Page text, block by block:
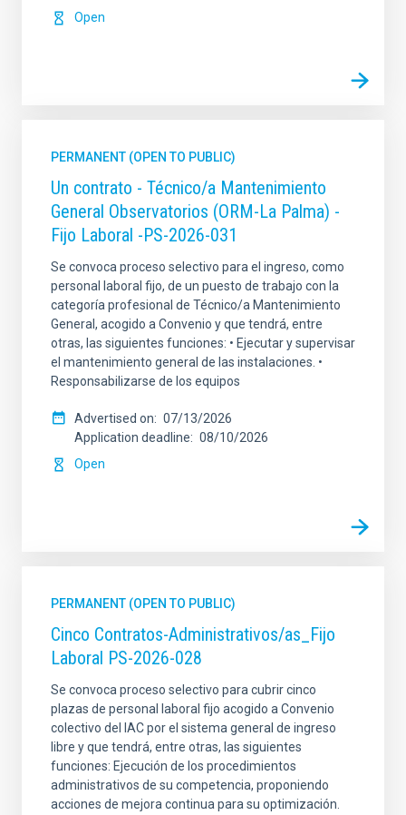
Open
PERMANENT (OPEN TO PUBLIC)
Un contrato - Técnico/a Mantenimiento
General Observatorios (ORM-La Palma) -
Fijo Laboral -PS-2026-031
Se convoca proceso selectivo para el ingreso, como
personal laboral fijo, de un puesto de trabajo con la
categoría profesional de Técnico/a Mantenimiento
General, acogido a Convenio y que tendrá, entre
otras, las siguientes funciones: • Ejecutar y supervisar
el mantenimiento general de las instalaciones. •
Responsabilizarse de los equipos
Advertised on
07/13/2026
Application deadline
08/10/2026
Open
PERMANENT (OPEN TO PUBLIC)
Cinco Contratos-Administrativos/as_Fijo
Laboral PS-2026-028
Se convoca proceso selectivo para cubrir cinco
plazas de personal laboral fijo acogido a Convenio
colectivo del IAC por el sistema general de ingreso
libre y que tendrá, entre otras, las siguientes
funciones: Ejecución de los procedimientos
administrativos de su competencia, proponiendo
acciones de mejora continua para su optimización.